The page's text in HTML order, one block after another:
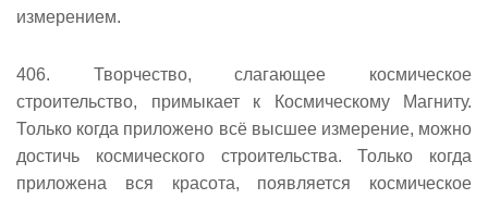
измерением.
406. Творчество, слагающее космическое
строительство, примыкает к Космическому Магниту.
Только когда приложено всё высшее измерение, можно
достичь космического строительства. Только когда
приложена вся красота, появляется космическое